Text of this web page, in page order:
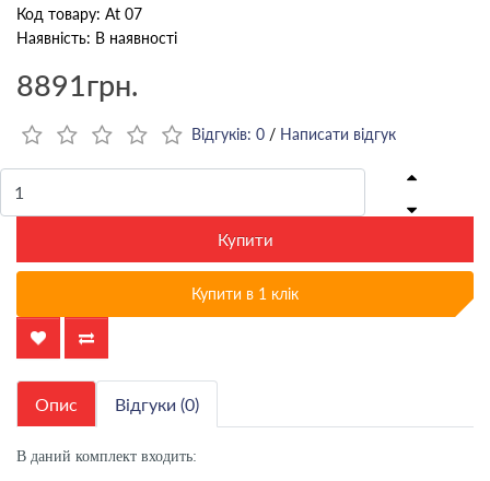
Код товару: At 07
Наявність: В наявності
8891грн.
Відгуків: 0 / Написати відгук
Купити
Купити в 1 клік
Опис Відгуки (0)
В даний комплект входить: